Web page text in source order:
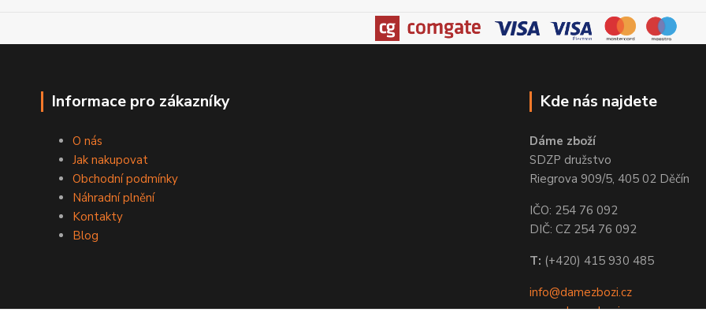
Informace pro zákazníky
O nás
Jak nakupovat
Obchodní podmínky
Náhradní plnění
Kontakty
Blog
Kde nás najdete
Dáme zboží
SDZP družstvo
Riegrova 909/5, 405 02 Děčín
IČO: 254 76 092
DIČ: CZ 254 76 092
T: (+420) 415 930 485
info@damezbozi.cz
www.damezbozi.cz